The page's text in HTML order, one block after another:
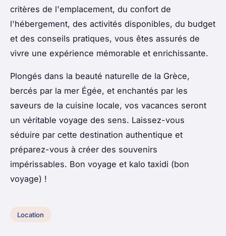
critères de l'emplacement, du confort de
l'hébergement, des activités disponibles, du budget
et des conseils pratiques, vous êtes assurés de
vivre une expérience mémorable et enrichissante.
Plongés dans la beauté naturelle de la Grèce,
bercés par la mer Égée, et enchantés par les
saveurs de la cuisine locale, vos vacances seront
un véritable voyage des sens. Laissez-vous
séduire par cette destination authentique et
préparez-vous à créer des souvenirs
impérissables. Bon voyage et kalo taxidi (bon
voyage) !
Location